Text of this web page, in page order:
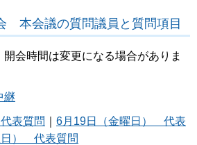
本会議の質問議員と質問項目
会時間は変更になる場合がありま
継
表質問
6月19日（金曜日） 代表
日） 代表質問